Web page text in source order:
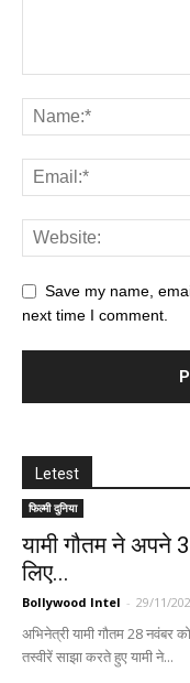
Save my name,
next time I comment.
Letest
फिल्मी दुनिया
यामी गौतम ने अपने
लिए...
Bollywood Intel - 29/11/
अभिनेत्री यामी गौतम 28
तस्वीरें साझा करते हुए यामी ने...